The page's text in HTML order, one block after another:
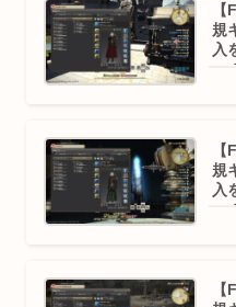
規
入
規
入